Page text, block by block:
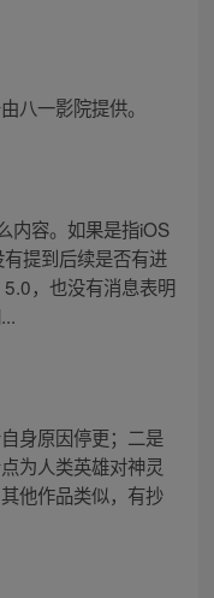
八一影院提供。
内容。如果是指iOS
提到后续是否有进
，也没有消息表明
身原因停更；二是
为人类英雄对神灵
他作品类似，有抄